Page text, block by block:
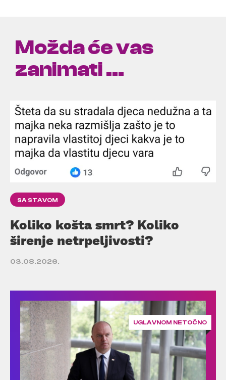
Možda će vas
zanimati ...
SA STAVOM
Koliko košta smrt? Koliko
širenje netrpeljivosti?
03.08.2026.
UGLAVNOM NETOČNO